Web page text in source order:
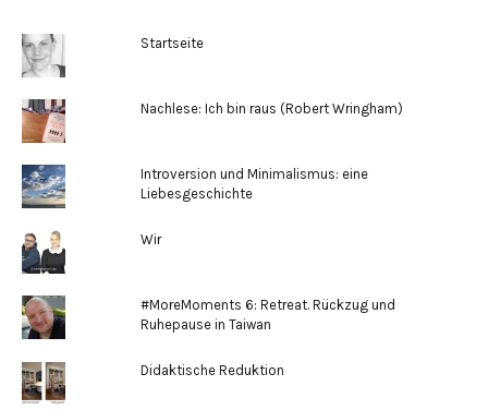
Startseite
Nachlese: Ich bin raus (Robert Wringham)
Introversion und Minimalismus: eine
Liebesgeschichte
Wir
#MoreMoments 6: Retreat. Rückzug und
Ruhepause in Taiwan
Didaktische Reduktion